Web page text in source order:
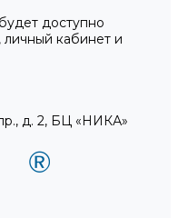
доступно
личный кабинет и
д. 2, БЦ «НИКА»